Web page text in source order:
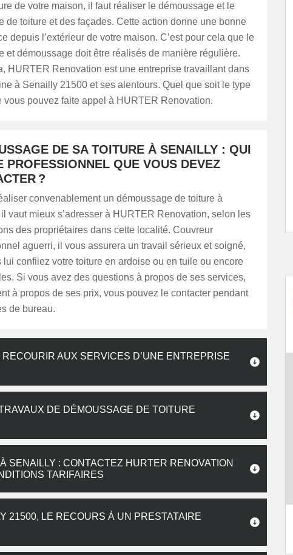
de votre maison, il faut réaliser le démoussage et le
de toiture et des façades. Cette action donne une bonne
depuis l’extérieur de votre maison. C’est pour cela que le
et démoussage doit être réalisés de manière régulière.
HURTER Renovation est une entreprise travaillant dans
à Senailly 21500 et ses alentours. Quel que soit le type
vous pouvez faite appel à HURTER Renovation.
DE SA TOITURE À SENAILLY : QUI
PROFESSIONNEL QUE VOUS DEVEZ
?
convenablement un démoussage de toiture à
vaut mieux s’adresser à HURTER Renovation, selon les
des propriétaires dans cette localité. Couvreur
aguerri, il vous assurera un travail sérieux et soigné,
lui confiiez votre toiture en ardoise ou en tuile ou encore
Si vous avez des questions à propos de ses services,
à propos de ses prix, vous pouvez le contacter pendant
de bureau.
AUX SERVICES D’UNE ENTREPRISE
DE DÉMOUSSAGE DE TOITURE
SENAILLY : CONTACTEZ HURTER RENOVATION
TARIFAIRES
21500, LE RECOURS À UN PRESTATAIRE